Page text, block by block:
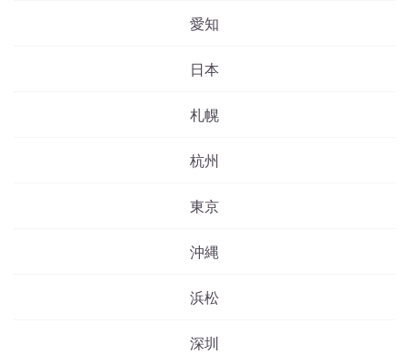
愛知
日本
札幌
杭州
東京
沖縄
浜松
深圳